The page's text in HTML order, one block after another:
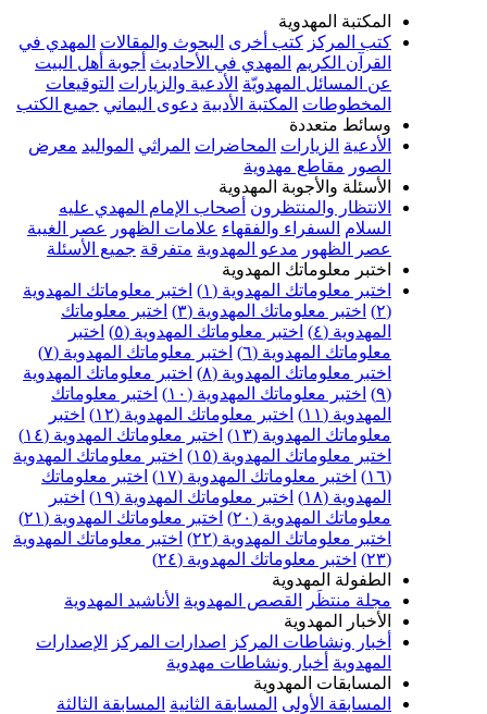
المكتبة المهدوية
كتب المركز كتب أخرى البحوث والمقالات المهدي في
القرآن الكريم
المهدي في الأحاديث أجوبة أهل البيت
عن المسائل المهدويّة الأدعية والزيارات التوقيعات
المخطوطات المكتبة الأدبية دعوى اليماني جميع الكتب
وسائط متعددة
الأدعية الزيارات المحاضرات المراثي المواليد معرض
الصور مقاطع مهدوية
الأسئلة والأجوبة المهدوية
الانتظار والمنتظرون أصحاب الإمام المهدي عليه
السلام السفراء والفقهاء علامات الظهور
عصر الغيبة
عصر الظهور مدعو المهدوية متفرقة جميع الأسئلة
اختبر معلوماتك المهدوية
اختبر معلوماتك المهدوية (١)
اختبر معلوماتك المهدوية
(٢)
اختبر معلوماتك المهدوية (٣)
اختبر معلوماتك
المهدوية (٤)
اختبر معلوماتك المهدوية (٥)
اختبر
معلوماتك المهدوية (٦)
اختبر معلوماتك المهدوية (٧)
اختبر معلوماتك المهدوية (٨)
اختبر معلوماتك المهدوية
(٩)
اختبر معلوماتك المهدوية (١٠)
اختبر معلوماتك
المهدوية (١١)
اختبر معلوماتك المهدوية (١٢)
اختبر
معلوماتك المهدوية (١٣)
اختبر معلوماتك المهدوية (١٤)
اختبر معلوماتك المهدوية (١٥)
اختبر معلوماتك المهدوية
(١٦)
اختبر معلوماتك المهدوية (١٧)
اختبر معلوماتك
المهدوية (١٨)
اختبر معلوماتك المهدوية (١٩)
اختبر
معلوماتك المهدوية (٢٠)
اختبر معلوماتك المهدوية (٢١)
اختبر معلوماتك المهدوية (٢٢)
اختبر معلوماتك المهدوية
(٢٣)
اختبر معلوماتك المهدوية (٢٤)
الطفولة المهدوية
مجلة منتظَر
القصص المهدوية الأناشيد المهدوية
الأخبار المهدوية
أخبار ونشاطات المركز
اصدارات المركز
الإصدارات
المهدوية أخبار ونشاطات مهدوية
المسابقات المهدوية
المسابقة الأولى المسابقة الثانية المسابقة الثالثة